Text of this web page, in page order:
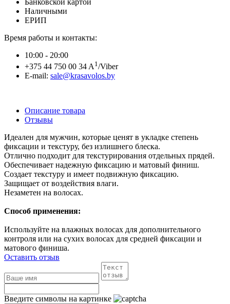
Банковской картой
Наличными
ЕРИП
Время работы и контакты:
10:00 - 20:00
+375 44 750 00 34 A1/Viber
E-mail: sale@krasavolos.by
Описание товара
Отзывы
Идеален для мужчин, которые ценят в укладке степень
фиксации и текстуру, без излишнего блеска.
Отлично подходит для текстурирования отдельных прядей.
Обеспечивает надежную фиксацию и матовый финиш.
Создает текстуру и имеет подвижную фиксацию.
Защищает от воздействия влаги.
Незаметен на волосах.
Способ применения:
Используйте на влажных волосах для дополнительного
контроля или на сухих волосах для средней фиксации и
матового финиша.
Оставить отзыв
Введите символы на картинке